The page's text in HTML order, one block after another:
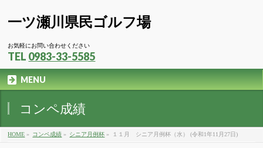
一ツ瀬川県民ゴルフ場
お気軽にお問い合わせください
TEL 0983-33-5585
MENU
コンペ成績
HOME » コンペ成績 » シニア月例杯 » １１月 シニア月例杯（水） (令和1年11月27日)